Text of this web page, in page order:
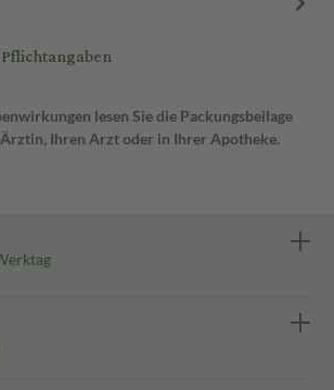
lesen Sie die Packungsbeilage
Ihren Arzt oder in Ihrer Apotheke.